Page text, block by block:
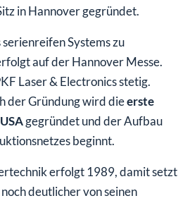
in Hannover gegründet.
Systems zu
auf der Hannover Messe.
Laser & Electronics stetig.
der Gründung wird dieerste
gegründet und der Aufbau
beginnt.
erfolgt 1989, damit setzt
deutlicher von seinen